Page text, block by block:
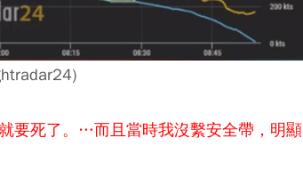
要死了。…而且當時我沒繫安全帶，明顯